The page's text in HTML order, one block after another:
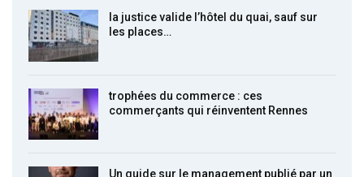
la justice valide l’hôtel du quai, sauf sur
les places…
trophées du commerce : ces
commerçants qui réinventent Rennes
Un guide sur le management publié par un